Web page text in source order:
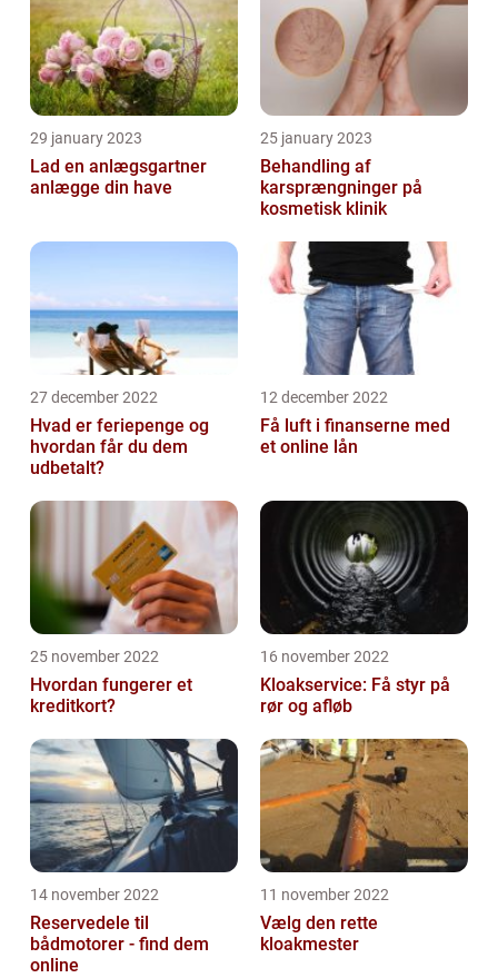
29 january 2023
Lad en anlægsgartner
anlægge din have
25 january 2023
Behandling af
karsprængninger på
kosmetisk klinik
27 december 2022
Hvad er feriepenge og
hvordan får du dem
udbetalt?
12 december 2022
Få luft i finanserne med
et online lån
25 november 2022
Hvordan fungerer et
kreditkort?
16 november 2022
Kloakservice: Få styr på
rør og afløb
14 november 2022
Reservedele til
bådmotorer - find dem
online
11 november 2022
Vælg den rette
kloakmester